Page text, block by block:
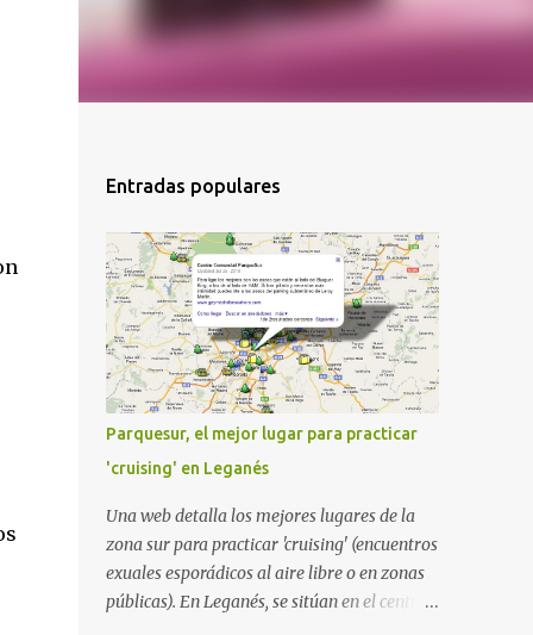
Entradas populares
Parquesur, el mejor lugar para practicar
'cruising' en Leganés
Una web detalla los mejores lugares de la
zona sur para practicar 'cruising' (encuentros
exuales esporádicos al aire libre o en zonas
públicas). En Leganés, se sitúan en el centro